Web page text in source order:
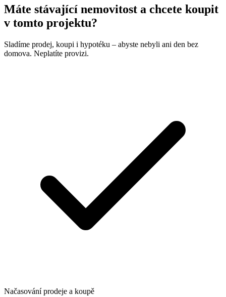
Máte stávající nemovitost a chcete koupit
v tomto projektu?
Sladíme prodej, koupi i hypotéku – abyste nebyli ani den bez
domova. Neplatíte provizi.
Načasování prodeje a koupě